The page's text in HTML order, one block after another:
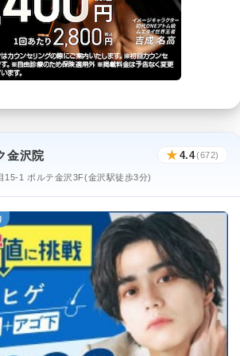
金沢院 ★ 4.4(672)
15-1 ポルテ金沢3F(金沢駅徒歩3分)